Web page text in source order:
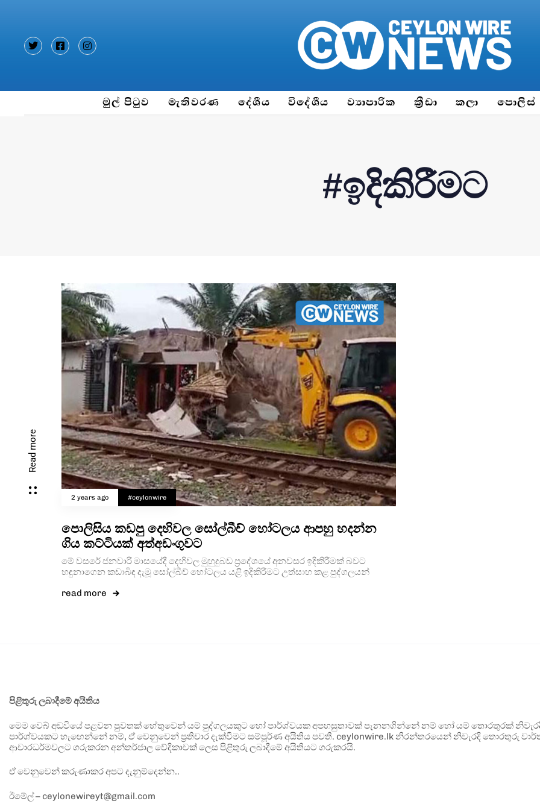
මුල් පිටුව මැතිවරණ දේශීය විදේශීය ව්‍යාපාරික ක්‍රීඩා කලා පොලිස්
Read more
#ඉදිකිරීමට
2 years ago #ceylonwire
පොලිසිය කඩපු දෙහිවල සෝල්බීච් හෝටලය ආපහු හදන්න
ගිය කට්ටියක් අත්අඩංගුවට
මේ වසරේ ජනවාරි මාසයේදී දෙහිවල මුහුදුබඩ ප්‍රදේශයේ අනවසර ඉදිකිරීමක් බවට
හඳුනාගෙන කඩාබිඳ දැමූ සෝල්බීච් හෝටලය යළි ඉදිකිරීමට උත්සාහ කළ පුද්ගලයන්
read more
පිළිතුරු ලබාදීමේ අයිතිය
මෙම වෙබ් අඩවියේ පළවන පුවතක් හේතුවෙන් යම් පුද්ගලයකුට හෝ පාර්ශ්වයක අපහසුතාවක් පැනනගින්නේ නම් හෝ යම් තොරතුරක්
පාර්ශ්වයකට හැඟෙන්නේ නම්, ඒ වෙනුවෙන් ප්‍රතිචාර දැක්වීමට සම්පූර්ණ අයිතිය පවතී. ceylonwire.lk නිරන්තරයෙන් නිවැරදි තොරතුරු
ආචාරධර්මවලට ගරුකරන අන්තර්ජාල වේදිකාවක් ලෙස පිළිතුරු ලබාදීමේ අයිතියට ගරුකරයි.
ඒ වෙනුවෙන් කරුණාකර අපට දැනුම්දෙන්න..
ඊමේල් – ceylonewireyt@gmail.com